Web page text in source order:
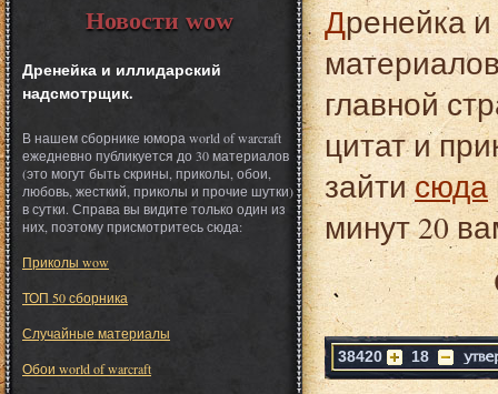
Новости wow
Дренейка и иллидарский
надсмотрщик.
В нашем сборнике юмора world of warcraft
ежедневно публикуется до 30 материалов
(это могут быть скрины, приколы, обои,
любовь, жесткий, приколы и прочие шутки)
в сутки. Справа вы видите только один из
них, поэтому присмотритесь сюда:
Приколы wow
ТОП 50 сборника
Случайные материалы
Обои world of warcraft
Дренейка и иллидарский надсмотрщик. Это один из
главной
цитат и
зайтисюда
минут 20
38420 18